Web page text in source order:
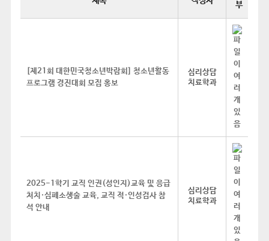
부
[제21회 대한민국청소년박람회] 청소년활동
프로그램 경진대회 모집 홍보
심리상담
치료학과
2025-1학기 교직 인권(성인지)교육 및 응급
처치·심폐소생술 교육, 교직 적·인성검사 참
석 안내
심리상담
치료학과